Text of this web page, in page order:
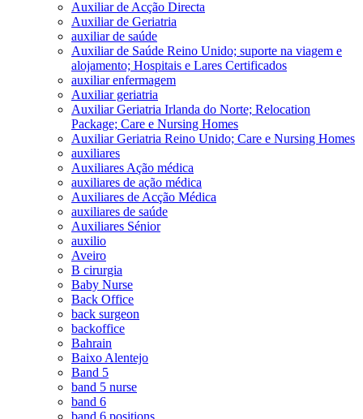
Auxiliar de Acção Directa
Auxiliar de Geriatria
auxiliar de saúde
Auxiliar de Saúde Reino Unido; suporte na viagem e
alojamento; Hospitais e Lares Certificados
auxiliar enfermagem
Auxiliar geriatria
Auxiliar Geriatria Irlanda do Norte; Relocation
Package; Care e Nursing Homes
Auxiliar Geriatria Reino Unido; Care e Nursing Homes
auxiliares
Auxiliares Ação médica
auxiliares de ação médica
Auxiliares de Acção Médica
auxiliares de saúde
Auxiliares Sénior
auxilio
Aveiro
B cirurgia
Baby Nurse
Back Office
back surgeon
backoffice
Bahrain
Baixo Alentejo
Band 5
band 5 nurse
band 6
band 6 positions